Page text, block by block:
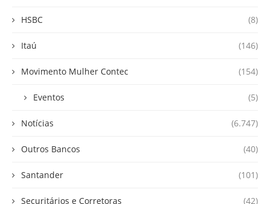
HSBC (8)
Itaú (146)
Movimento Mulher Contec (154)
Eventos (5)
Notícias (6.747)
Outros Bancos (40)
Santander (101)
Securitários e Corretoras (42)